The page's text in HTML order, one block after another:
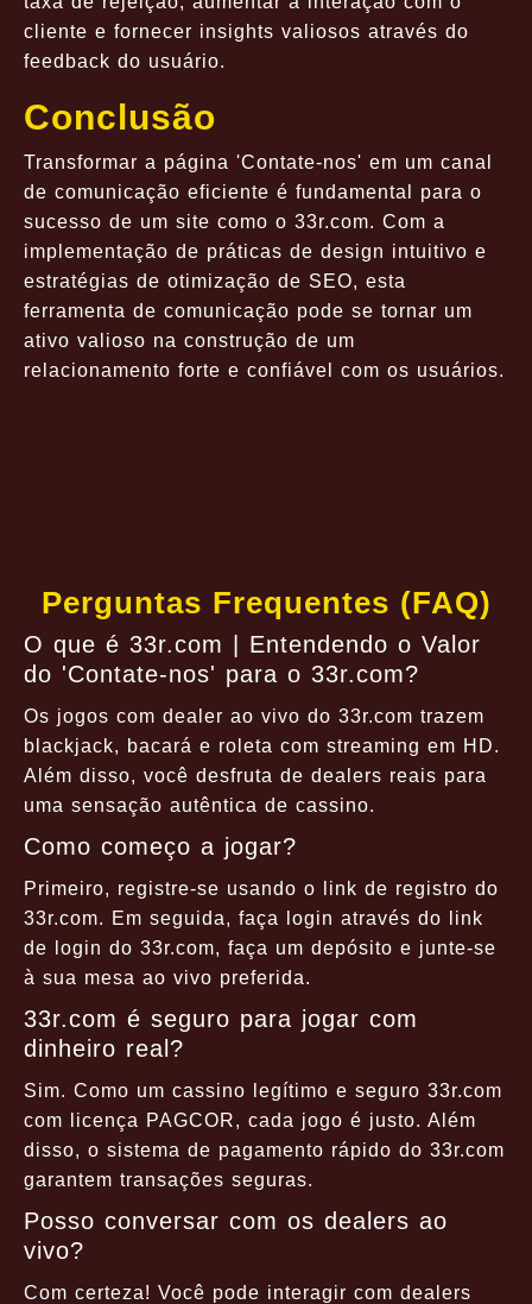
cliente e fornecer insights valiosos através do
feedback do usuário.
Conclusão
Transformar a página 'Contate-nos' em um canal
de comunicação eficiente é fundamental para o
sucesso de um site como o 33r.com. Com a
implementação de práticas de design intuitivo e
estratégias de otimização de SEO, esta
ferramenta de comunicação pode se tornar um
ativo valioso na construção de um
relacionamento forte e confiável com os usuários.
Perguntas Frequentes (FAQ)
O que é 33r.com | Entendendo o Valor
do 'Contate-nos' para o 33r.com?
Os jogos com dealer ao vivo do 33r.com trazem
blackjack, bacará e roleta com streaming em HD.
Além disso, você desfruta de dealers reais para
uma sensação autêntica de cassino.
Como começo a jogar?
Primeiro, registre-se usando o link de registro do
33r.com. Em seguida, faça login através do link
de login do 33r.com, faça um depósito e junte-se
à sua mesa ao vivo preferida.
33r.com é seguro para jogar com
dinheiro real?
Sim. Como um cassino legítimo e seguro 33r.com
com licença PAGCOR, cada jogo é justo. Além
disso, o sistema de pagamento rápido do 33r.com
garantem transações seguras.
Posso conversar com os dealers ao
vivo?
Com certeza! Você pode interagir com dealers